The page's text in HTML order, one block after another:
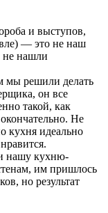
и выступов,
— это не наш
не нашли
мы решили делать
он все
такой, как
Не
кухня идеально
нашу кухню-
им пришлось
но результат